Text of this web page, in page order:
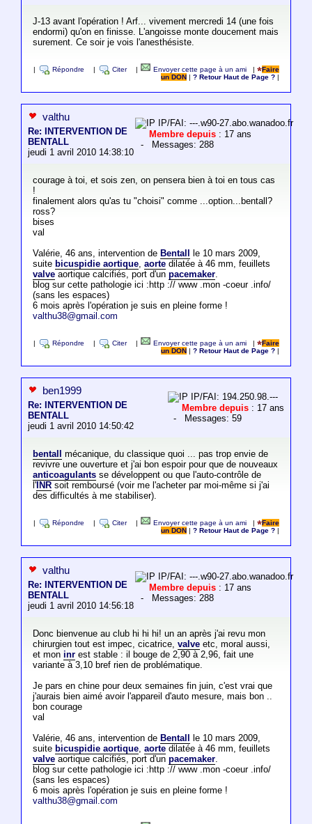
J-13 avant l'opération ! Arf... vivement mercredi 14 (une fois
endormi) qu'on en finisse. L'angoisse monte doucement mais
surement. Ce soir je vois l'anesthésiste.
Répondre Citer Envoyer cette page à un ami |
Faire
un DON
|? Retour Haut de Page ?
valthu
Re: INTERVENTION DE
BENTALL
jeudi 1 avril 2010 14:38:10
IP/FAI: ---.w90-27.abo.wanadoo.fr
Membre depuis : 17 ans
- Messages: 288
courage à toi, et sois zen, on pensera bien à toi en tous cas
!
finalement alors qu'as tu "choisi" comme ...option...bentall?
ross?
bises
val
Valérie, 46 ans, intervention de Bentall
le 10 mars 2009,
suite bicuspidie aortique, aortedilatée à 46 mm, feuillets
valveaortique calcifiés, port d'un pacemaker.
blog sur cette pathologie ici :http :// www .mon -coeur .info/
(sans les espaces)
6 mois après l'opération je suis en pleine forme !
valthu38@gmail.com
Répondre Citer Envoyer cette page à un ami |
Faire
un DON
|? Retour Haut de Page ?
ben1999
Re: INTERVENTION DE
BENTALL
jeudi 1 avril 2010 14:50:42
IP/FAI: 194.250.98.---
Membre depuis : 17 ans
- Messages: 59
bentall
mécanique, du classique quoi ... pas trop envie de
revivre une ouverture et j'ai bon espoir pour que de nouveaux
anticoagulantsse développent ou que l'auto-contrôle de
l'INRsoit remboursé (voir me l'acheter par moi-même si j'ai
des difficultés à me stabiliser).
Répondre Citer Envoyer cette page à un ami |
Faire
un DON
|? Retour Haut de Page ?
valthu
Re: INTERVENTION DE
BENTALL
jeudi 1 avril 2010 14:56:18
IP/FAI: ---.w90-27.abo.wanadoo.fr
Membre depuis : 17 ans
- Messages: 288
Donc bienvenue au club hi hi hi! un an après j'ai revu mon
chirurgien tout est impec, cicatrice, valveetc, moral aussi,
et mon inrest stable : il bouge de 2,90 à 2,96, fait une
variante à 3,10 bref rien de problématique.
Je pars en chine pour deux semaines fin juin, c'est vrai que
j'aurais bien aimé avoir l'appareil d'auto mesure, mais bon ..
bon courage
val
Valérie, 46 ans, intervention de Bentall
le 10 mars 2009,
suite bicuspidie aortique, aortedilatée à 46 mm, feuillets
valveaortique calcifiés, port d'un pacemaker.
blog sur cette pathologie ici :http :// www .mon -coeur .info/
(sans les espaces)
6 mois après l'opération je suis en pleine forme !
valthu38@gmail.com